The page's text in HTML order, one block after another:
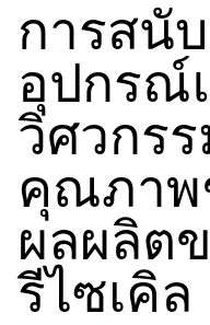
การสนั
อุปกรณ์
วิศวกร
คุณภาพ
ผลผลิต
รีไซเคิล